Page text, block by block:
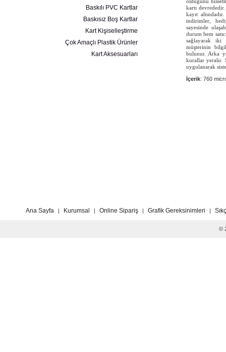
Baskılı PVC Kartlar
Baskısız Boş Kartlar
Kart Kişiselleştirme
Çok Amaçlı Plastik Ürünler
Kart Aksesuarları
olduğunu
kartı
kayıt
indirimler,
sayesinde
durum hem
sağlayarak iki
müşterinin
bulunur. Arka
kurallar yeralır.
uygulanarak
İçerik: 760
Ana Sayfa | Kurumsal | Online Sipariş | Grafik Gereksinimleri |
©